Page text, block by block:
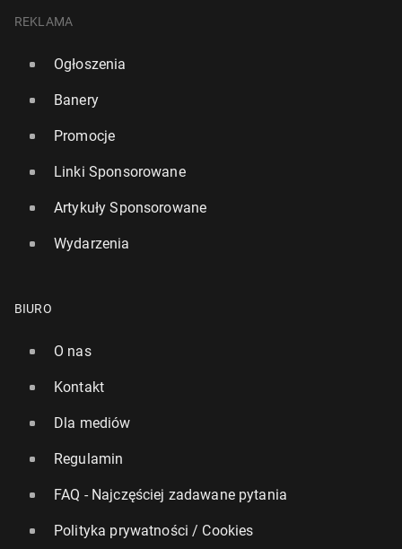
REKLAMA
Ogłoszenia
Banery
Promocje
Linki Sponsorowane
Artykuły Sponsorowane
Wydarzenia
BIURO
O nas
Kontakt
Dla mediów
Regulamin
FAQ - Najczęściej zadawane pytania
Polityka prywatności / Cookies